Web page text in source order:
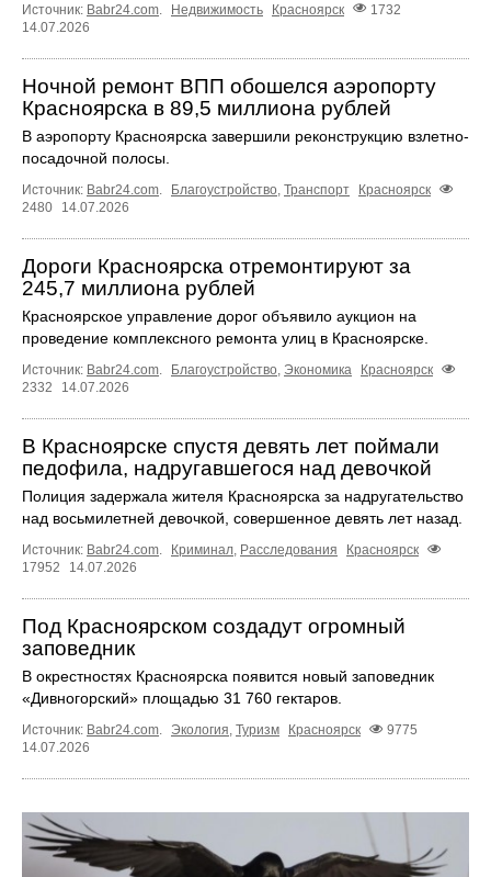
Источник: Babr24.com Недвижимость Красноярск
1732
14.07.2026
Ночной ремонт ВПП обошелся аэропорту
Красноярска в 89,5 миллиона рублей
В аэропорту Красноярска завершили реконструкцию взлетно-
посадочной полосы.
Источник: Babr24.com Благоустройство Транспорт
Красноярск
2480
14.07.2026
Дороги Красноярска отремонтируют за
245,7 миллиона рублей
Красноярское управление дорог объявило аукцион на
проведение комплексного ремонта улиц в Красноярске.
Источник: Babr24.com Благоустройство Экономика
Красноярск
2332
14.07.2026
В Красноярске спустя девять лет поймали
педофила, надругавшегося над девочкой
Полиция задержала жителя Красноярска за надругательство
над восьмилетней девочкой, совершенное девять лет назад.
Источник: Babr24.com. Криминал, Расследования
Красноярск
17952
14.07.2026
Под Красноярском создадут огромный
заповедник
В окрестностях Красноярска появится новый заповедник
«Дивногорский» площадью 31 760 гектаров.
Источник: Babr24.com. Экология, Туризм Красноярск
9775
14.07.2026